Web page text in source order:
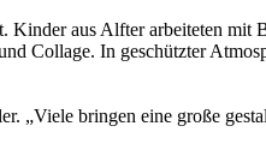
aus Alfter arbeiteten mit
Collage. In geschützter
„Viele bringen eine große